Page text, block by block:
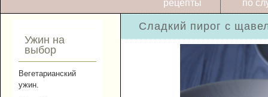
по
рецепты
Ужин на
выбор
Вегетарианский
ужин.
Сладкий пирог с